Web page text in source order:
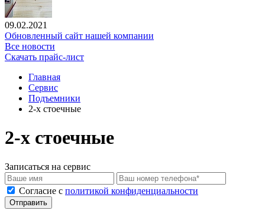
09.02.2021
Обновленный сайт нашей компании
Все новости
Скачать прайс-лист
Главная
Сервис
Подъемники
2-х стоечные
2-х стоечные
Записаться на сервис
Cогласие с политикой конфиденциальности
Отправить